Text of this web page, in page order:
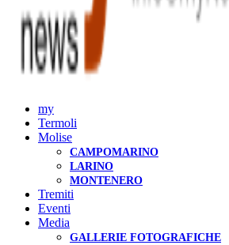
my
Termoli
Molise
CAMPOMARINO
LARINO
MONTENERO
Tremiti
Eventi
Media
GALLERIE FOTOGRAFICHE